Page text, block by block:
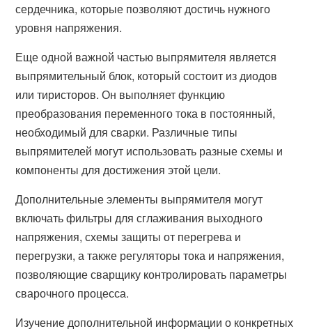
сердечника, которые позволяют достичь нужного
уровня напряжения.
Еще одной важной частью выпрямителя является
выпрямительный блок, который состоит из диодов
или тиристоров. Он выполняет функцию
преобразования переменного тока в постоянный,
необходимый для сварки. Различные типы
выпрямителей могут использовать разные схемы и
компоненты для достижения этой цели.
Дополнительные элементы выпрямителя могут
включать фильтры для сглаживания выходного
напряжения, схемы защиты от перегрева и
перегрузки, а также регуляторы тока и напряжения,
позволяющие сварщику контролировать параметры
сварочного процесса.
Изучение дополнительной информации о конкретных